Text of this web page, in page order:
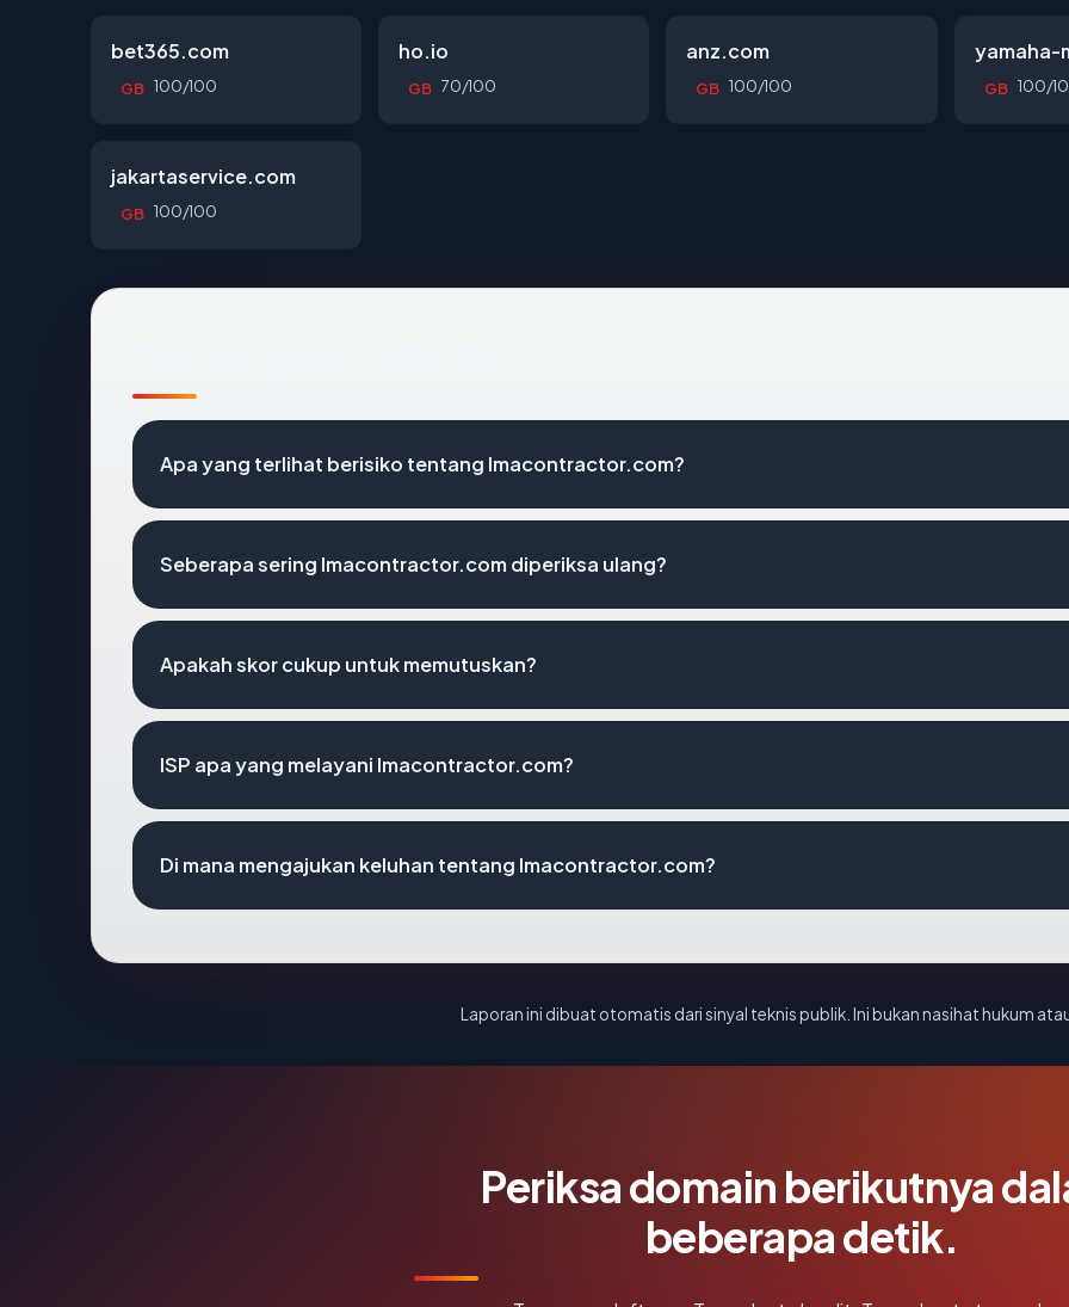
bet365.com
GB 100/100
ho.io
GB 70/100
anz.com
GB 100/100
yamaha-
GB 100/
jakartaservice.com
GB 100/100
Apa yang terlihat berisiko tentang lmacontractor.com?
Seberapa sering lmacontractor.com diperiksa ulang?
Apakah skor cukup untuk memutuskan?
ISP apa yang melayani lmacontractor.com?
Di mana mengajukan keluhan tentang lmacontractor.com?
Laporan ini dibuat otomatis dari sinyal teknis publik. Ini bukan nasihat hukum
Periksa domain berikutnya
beberapa detik.